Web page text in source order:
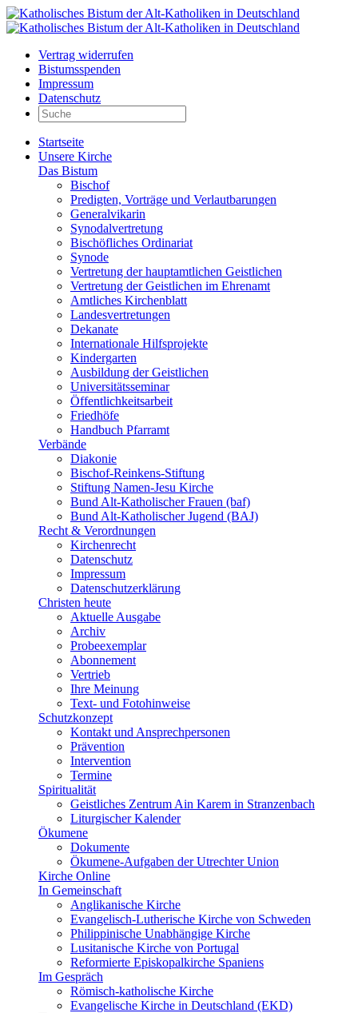
Vertrag widerrufen
Bistumsspenden
Impressum
Datenschutz
Startseite
Unsere Kirche
Das Bistum
Bischof
Predigten, Vorträge und Verlautbarungen
Generalvikarin
Synodalvertretung
Bischöfliches Ordinariat
Synode
Vertretung der hauptamtlichen Geistlichen
Vertretung der Geistlichen im Ehrenamt
Amtliches Kirchenblatt
Landesvertretungen
Dekanate
Internationale Hilfsprojekte
Kindergarten
Ausbildung der Geistlichen
Universitätsseminar
Öffentlichkeitsarbeit
Friedhöfe
Handbuch Pfarramt
Verbände
Diakonie
Bischof-Reinkens-Stiftung
Stiftung Namen-Jesu Kirche
Bund Alt-Katholischer Frauen (baf)
Bund Alt-Katholischer Jugend (BAJ)
Recht & Verordnungen
Kirchenrecht
Datenschutz
Impressum
Datenschutzerklärung
Christen heute
Aktuelle Ausgabe
Archiv
Probeexemplar
Abonnement
Vertrieb
Ihre Meinung
Text- und Fotohinweise
Schutzkonzept
Kontakt und Ansprechpersonen
Prävention
Intervention
Termine
Spiritualität
Geistliches Zentrum Ain Karem in Stranzenbach
Liturgischer Kalender
Ökumene
Dokumente
Ökumene-Aufgaben der Utrechter Union
Kirche Online
In Gemeinschaft
Anglikanische Kirche
Evangelisch-Lutherische Kirche von Schweden
Philippinische Unabhängige Kirche
Lusitanische Kirche von Portugal
Reformierte Episkopalkirche Spaniens
Im Gespräch
Römisch-katholische Kirche
Evangelische Kirche in Deutschland (EKD)